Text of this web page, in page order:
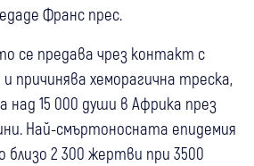
Франс прес.
се предава чрез контакт с
причинява хеморагична треска,
15 000 души в Африка през
Най-смъртоносната епидемия
близо 2 300 жертви при 3500